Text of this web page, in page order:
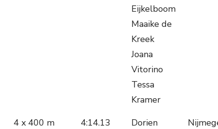
Eijkelboom
Maaike de
Kreek
Joana
Vitorino
Tessa
Kramer
4 x 400 m 4:14.13
Dorien